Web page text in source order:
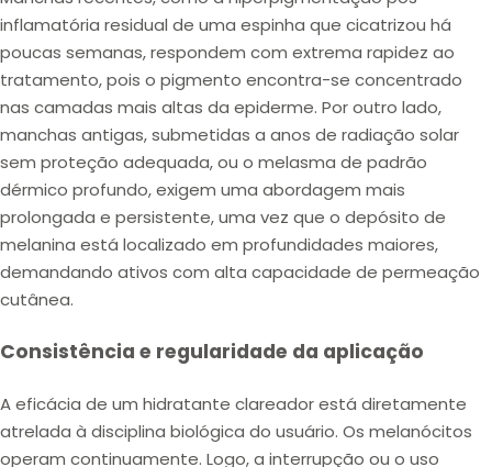
inflamatória residual de uma espinha que cicatrizou há
poucas semanas, respondem com extrema rapidez ao
tratamento, pois o pigmento encontra-se concentrado
nas camadas mais altas da epiderme. Por outro lado,
manchas antigas, submetidas a anos de radiação solar
sem proteção adequada, ou o melasma de padrão
dérmico profundo, exigem uma abordagem mais
prolongada e persistente, uma vez que o depósito de
melanina está localizado em profundidades maiores,
demandando ativos com alta capacidade de permeação
cutânea.
Consistência e regularidade da aplicação
A eficácia de um hidratante clareador está diretamente
atrelada à disciplina biológica do usuário. Os melanócitos
operam continuamente. Logo, a interrupção ou o uso